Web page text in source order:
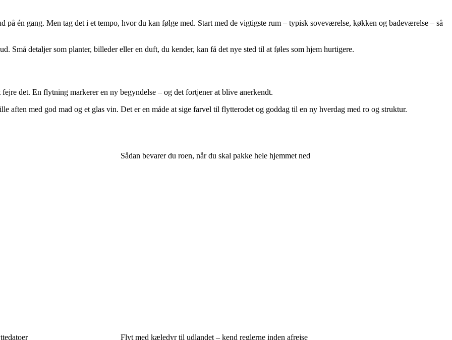
én gang. Men tag det i et tempo, hvor du kan følge med. Start med de vigtigste rum – typisk soveværelse, køkken og badeværelse – så
Små detaljer som planter, billeder eller en duft, du kender, kan få det nye sted til at føles som hjem hurtigere.
det. En flytning markerer en ny begyndelse – og det fortjener at blive anerkendt.
aften med god mad og et glas vin. Det er en måde at sige farvel til flytterodet og goddag til en ny hverdag med ro og struktur.
Sådan bevarer du roen, når du skal pakke hele hjemmet ned
Flyt med kæledyr til udlandet – kend reglerne inden afrejse